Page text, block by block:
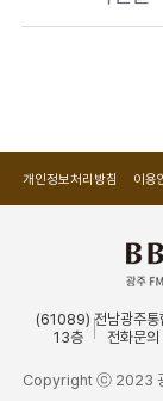
개인정보처리방침 이용
(61089) 전남광주통
13층
전화문
Copyright ⓒ 2023